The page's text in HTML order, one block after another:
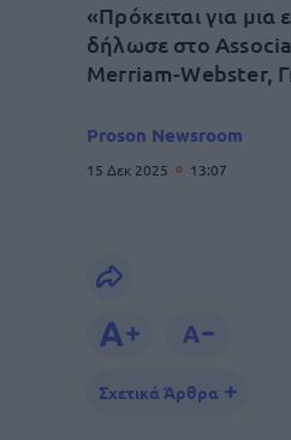
«Πρόκειται για μια
δήλωσε στο
Merriam-Webster,
Proson Newsroom
15 Δεκ 2025 13:07
Σχετικά Άρθρα